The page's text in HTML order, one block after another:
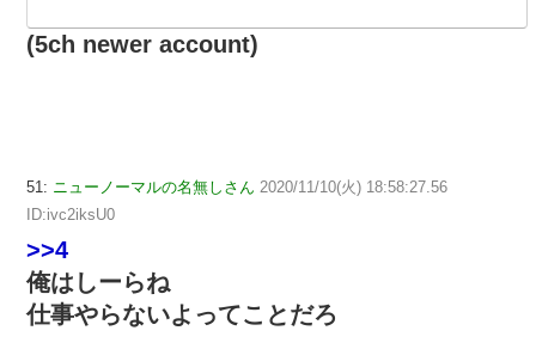
(5ch newer account)
51: ニューノーマルの名無しさん 2020/11/10(火) 18:58:27.56
ID:ivc2iksU0
>>4
俺はしーらね
仕事やらないよってことだろ